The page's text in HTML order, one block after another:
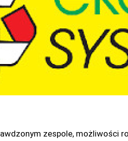
zespole, możliwości